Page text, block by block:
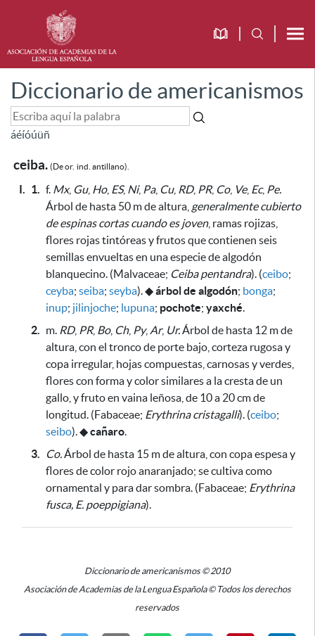
Diccionario de americanismos
áéíóúüñ
ceiba. (De or. ind. antillano).
I. 1. f. Mx, Gu, Ho, ES, Ni, Pa, Cu, RD, PR, Co, Ve, Ec, Pe.
Árbol de hasta 50 m de altura, generalmente cubierto
de espinas cortas cuando es joven, ramas rojizas,
flores rojas tintóreas y frutos que contienen seis
semillas envueltas en una especie de algodón
blanquecino. (Malvaceae; Ceiba pentandra). (ceibo;
ceyba; seiba; seyba).◆árbol de algodón; bonga;
inup; jilinjoche; lupuna; pochote; yaxché.
2. m. RD, PR, Bo, Ch, Py, Ar, Ur.Árbol de hasta 12 mde
altura, con el tronco de porte bajo, corteza rugosa y
copa irregular, hojas compuestas, carnosas y verdes,
florescon forma y color similares a la cresta de un
gallo, y fruto en vaina leñosa, de 10 a 20 cm de
longitud. (Fabaceae; Erythrina cristagalli). (ceibo;
seibo).◆cañaro.
3.
Co.Árbol de hasta 15 m de altura, con copa espesa y
flores de color rojo anaranjado; se cultiva como
ornamental y para dar sombra. (Fabaceae; Erythrina
fusca, E. poeppigiana).
Diccionario de americanismos © 2010
Asociación de Academias de la Lengua Española © Todos los derechos
reservados